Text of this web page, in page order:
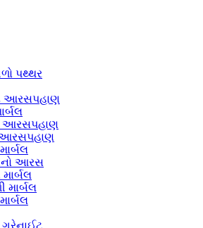
પથ્થર
આરસપહાણ
આરસપહાણ
આરસપહાણ
આરસ
માર્બલ
માર્બલ
ગ્રેનાઈટ